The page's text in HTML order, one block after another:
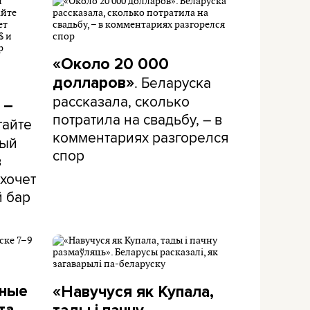
бар
«Около 20 000
долларов». Беларуска
рассказала, сколько
потратила на свадьбу, – в
комментариях разгорелся
спор
«Навучуся як Купала,